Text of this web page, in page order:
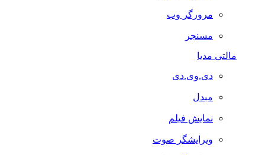
مرورگر وب
مسنجر
مالتی مدیا
دی.وی.دی
مبدل
نمایش فیلم
ویرایشگر صوت